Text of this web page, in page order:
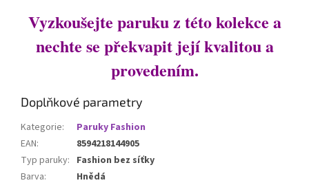
Vyzkoušejte paruku z této kolekce a
nechte se překvapit její kvalitou a
provedením.
Doplňkové parametry
Kategorie:
Paruky Fashion
EAN:
8594218144905
Typ paruky: Fashion bez síťky
Barva:
Hnědá